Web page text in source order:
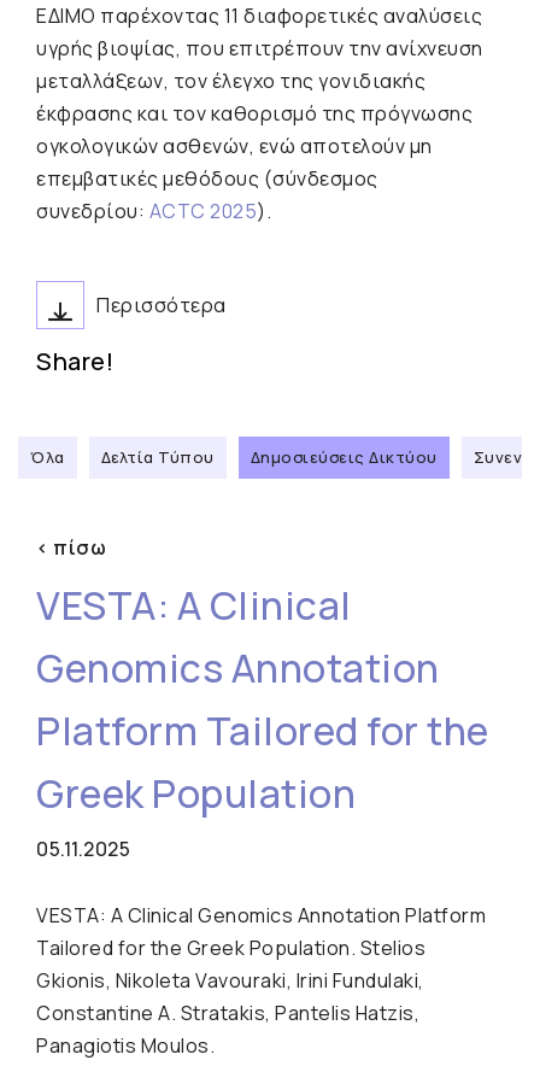
ΕΔΙΜΟ παρέχοντας 11 διαφορετικές αναλύσεις
υγρής βιοψίας, που επιτρέπουν την ανίχνευση
μεταλλάξεων, τον έλεγχο της γονιδιακής
έκφρασης και τον καθορισμό της πρόγνωσης
ογκολογικών ασθενών, ενώ αποτελούν μη
επεμβατικές μεθόδους (σύνδεσμος
συνεδρίου: ACTC 2025).
Περισσότερα
Share!
Όλα Δελτία Τύπου Δημοσιεύσεις Δικτύου
< πίσω
VESTA: A Clinical
Genomics Annotation
Platform Tailored for the
Greek Population
05.11.2025
VESTA: A Clinical Genomics Annotation Platform
Tailored for the Greek Population. Stelios
Gkionis, Nikoleta Vavouraki, Irini Fundulaki,
Constantine A. Stratakis, Pantelis Hatzis,
Panagiotis Moulos.